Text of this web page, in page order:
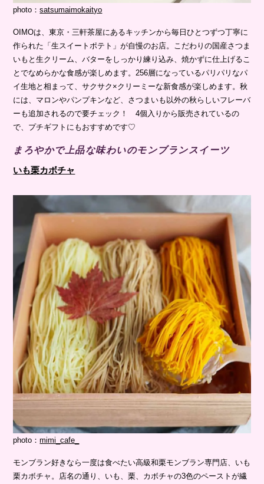
photo：satsumaimokaityo
OIMOは、東京・三軒茶屋にあるキッチンから毎日ひとつずつ丁寧に
作られた「生スイートポテト」が自慢のお店。こだわりの国産さつま
いもと生クリーム、バターをしっかり練り込み、焼かずに仕上げるこ
とでなめらかな食感が楽しめます。256層になっているパリパリなパ
イ生地と相まって、サクサク×クリーミーな新食感が楽しめます。秋
には、マロンやパンプキンなど、さつまいも以外の秋らしいフレーバ
ーも追加されるので要チェック！ 4個入りから販売されているの
で、プチギフトにもおすすめです♡
まろやかで上品な味わいのモンブランスイーツ
いも栗カボチャ
photo：mimi_cafe_
モンブラン好きなら一度は食べたい高級和栗モンブラン専門店、いも
栗カボチャ。店名の通り、いも、栗、カボチャの3色のペーストが繊